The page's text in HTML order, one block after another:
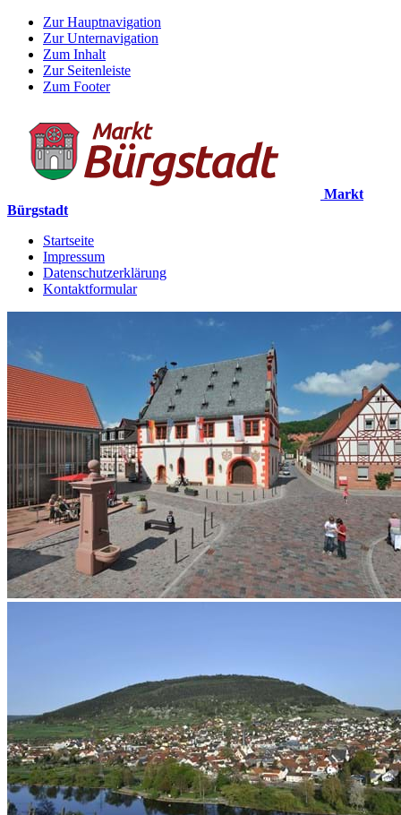
Zur Hauptnavigation
Zur Unternavigation
Zum Inhalt
Zur Seitenleiste
Zum Footer
Markt
Bürgstadt
Startseite
Impressum
Datenschutzerklärung
Kontaktformular